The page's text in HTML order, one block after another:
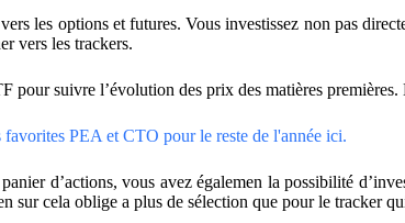
les options et futures. Vous investissez non pas
vers les trackers.
pour suivre l’évolution des prix des matières
favorites PEA et CTO pour le reste de l'année ici.
d’actions, vous avez égalemen la possibilité
sur cela oblige a plus de sélection que pour le tracker